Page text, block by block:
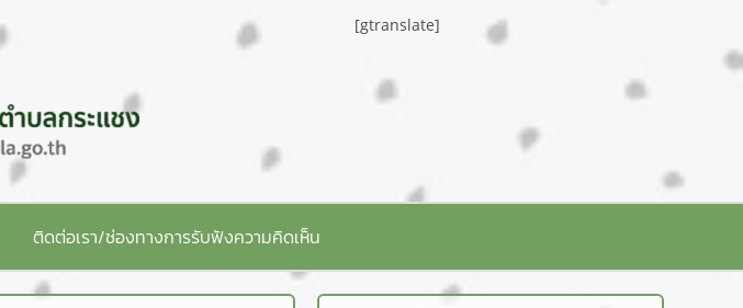
[gtranslate]
ติดต่อเรา/ช่องทางการรับฟังความคิดเห็น